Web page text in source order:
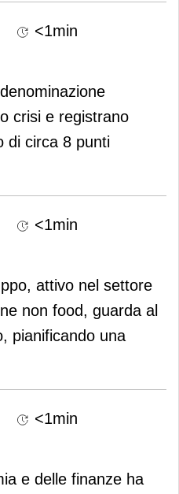
<1min
crisi e registrano
di circa 8 punti
<1min
attivo nel settore
non food, guarda al
pianificando una
<1min
e delle finanze ha